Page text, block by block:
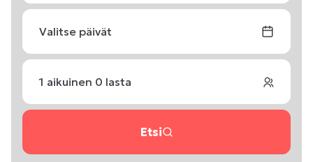
Valitse päivät
1 aikuinen 0 lasta
Etsi